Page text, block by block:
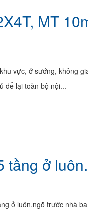
MT
vực, ở sướng, không
để lại toàn bộ nội...
tầng ở
ở luôn.ngõ trước nhà